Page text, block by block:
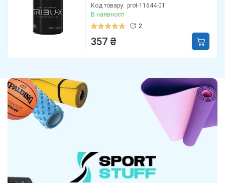
Код товару: prot-11644-01
В наявності
2
357 ₴